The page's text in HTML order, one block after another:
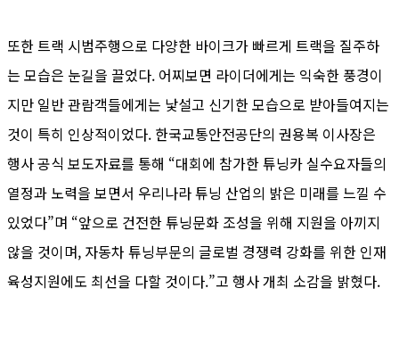
또한 트랙 시범주행으로 다양한 바이크가 빠르게 트랙을 질주하
는 모습은 눈길을 끌었다. 어찌보면 라이더에게는 익숙한 풍경이
지만 일반 관람객들에게는 낯설고 신기한 모습으로 받아들여지는
것이 특히 인상적이었다. 한국교통안전공단의 권용복 이사장은
행사 공식 보도자료를 통해 “대회에 참가한 튜닝카 실수요자들의
열정과 노력을 보면서 우리나라 튜닝 산업의 밝은 미래를 느낄 수
있었다”며 “앞으로 건전한 튜닝문화 조성을 위해 지원을 아끼지
않을 것이며, 자동차 튜닝부문의 글로벌 경쟁력 강화를 위한 인재
육성지원에도 최선을 다할 것이다.”고 행사 개최 소감을 밝혔다.